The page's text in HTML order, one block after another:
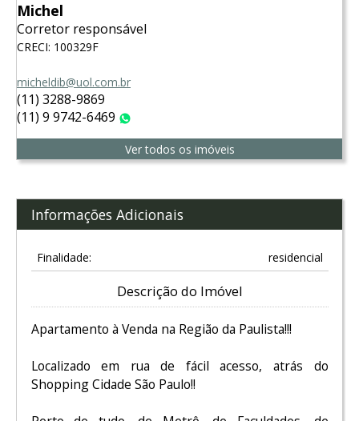
Michel
Corretor responsável
CRECI: 100329F
micheldib@uol.com.br
(11) 3288-9869
(11) 9 9742-6469
Ver todos os imóveis
Informações Adicionais
Finalidade: residencial
Descrição do Imóvel
Apartamento à Venda na Região da Paulista!!!
Localizado em rua de fácil acesso, atrás do
Shopping Cidade São Paulo!!